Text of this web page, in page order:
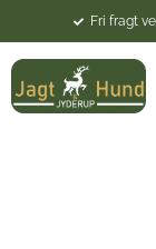
Fri fragt